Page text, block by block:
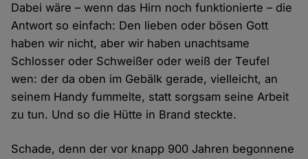
Dabei wäre – wenn das Hirn noch funktionierte – die
Antwort so einfach: Den lieben oder bösen Gott
haben wir nicht, aber wir haben unachtsame
Schlosser oder Schweißer oder weiß der Teufel
wen: der da oben im Gebälk gerade, vielleicht, an
seinem Handy fummelte, statt sorgsam seine Arbeit
zu tun. Und so die Hütte in Brand steckte.
Schade, denn der vor knapp 900 Jahren begonnene